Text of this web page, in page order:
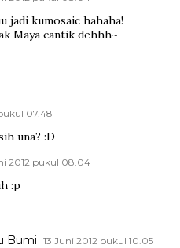
jadi kumosaic hahaha!
Maya cantik dehhh~
07.48
una? :D
2012 pukul 08.04
:p
Bumi 13 Juni 2012 pukul 10.05